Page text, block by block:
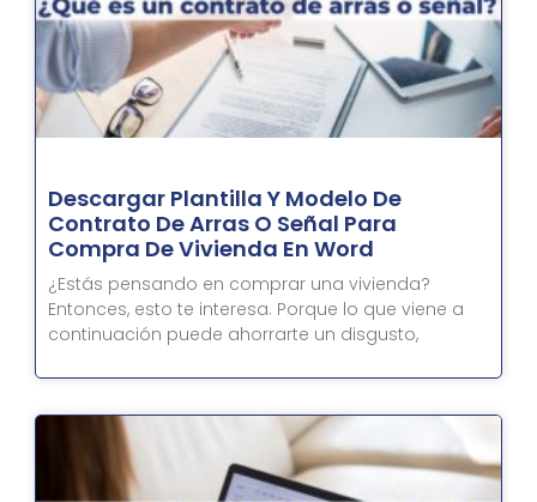
Descargar Plantilla Y Modelo De
Contrato De Arras O Señal Para
Compra De Vivienda En Word
¿Estás pensando en comprar una vivienda?
Entonces, esto te interesa. Porque lo que viene a
continuación puede ahorrarte un disgusto,